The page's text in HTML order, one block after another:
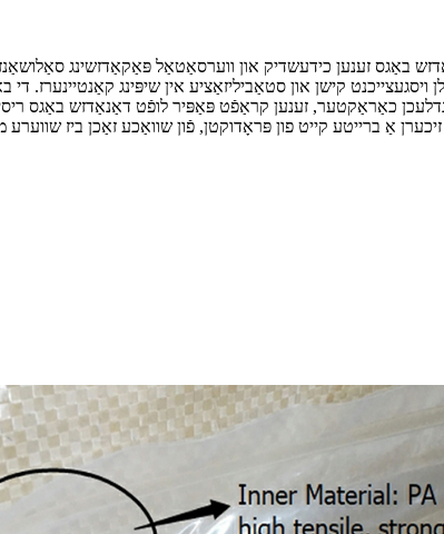
באַגס זענען כידעשדיק און ווערסאַטאַל פּאַקאַדזשינג
כאַראַקטער, זענען קראַפֿט פּאַפּיר לופֿט דאַנאַדזש באַגס